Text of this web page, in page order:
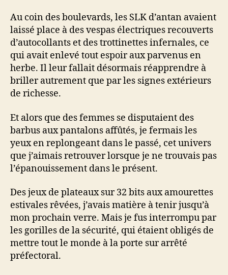
Au coin des boulevards, les SLK d’antan avaient
laissé place à des vespas électriques recouverts
d’autocollants et des trottinettes infernales, ce
qui avait enlevé tout espoir aux parvenus en
herbe. Il leur fallait désormais réapprendre à
briller autrement que par les signes extérieurs
de richesse.
Et alors que des femmes se disputaient des
barbus aux pantalons affûtés, je fermais les
yeux en replongeant dans le passé, cet univers
que j’aimais retrouver lorsque je ne trouvais pas
l’épanouissement dans le présent.
Des jeux de plateaux sur 32 bits aux amourettes
estivales rêvées, j’avais matière à tenir jusqu’à
mon prochain verre. Mais je fus interrompu par
les gorilles de la sécurité, qui étaient obligés de
mettre tout le monde à la porte sur arrêté
préfectoral.